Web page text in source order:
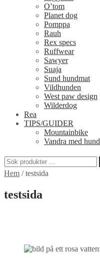
O’tom
Planet dog
Pomppa
Rauh
Rex specs
Ruffwear
Sawyer
Suaja
Sund hundmat
Vildhunden
West paw design
Wilderdog
Rea
TIPS/GUIDER
Mountainbike
Vandra med hund
Sök
efter:
Hem /testsida
testsida